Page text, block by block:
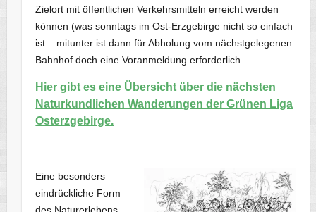
Zielort mit öffentlichen Verkehrsmitteln erreicht werden
können (was sonntags im Ost-Erzgebirge nicht so einfach
ist – mitunter ist dann für Abholung vom nächstgelegenen
Bahnhof doch eine Voranmeldung erforderlich.
Hier gibt es eine Übersicht über die nächsten
Naturkundlichen Wanderungen der Grünen Liga
Osterzgebirge.
Eine besonders
eindrückliche Form